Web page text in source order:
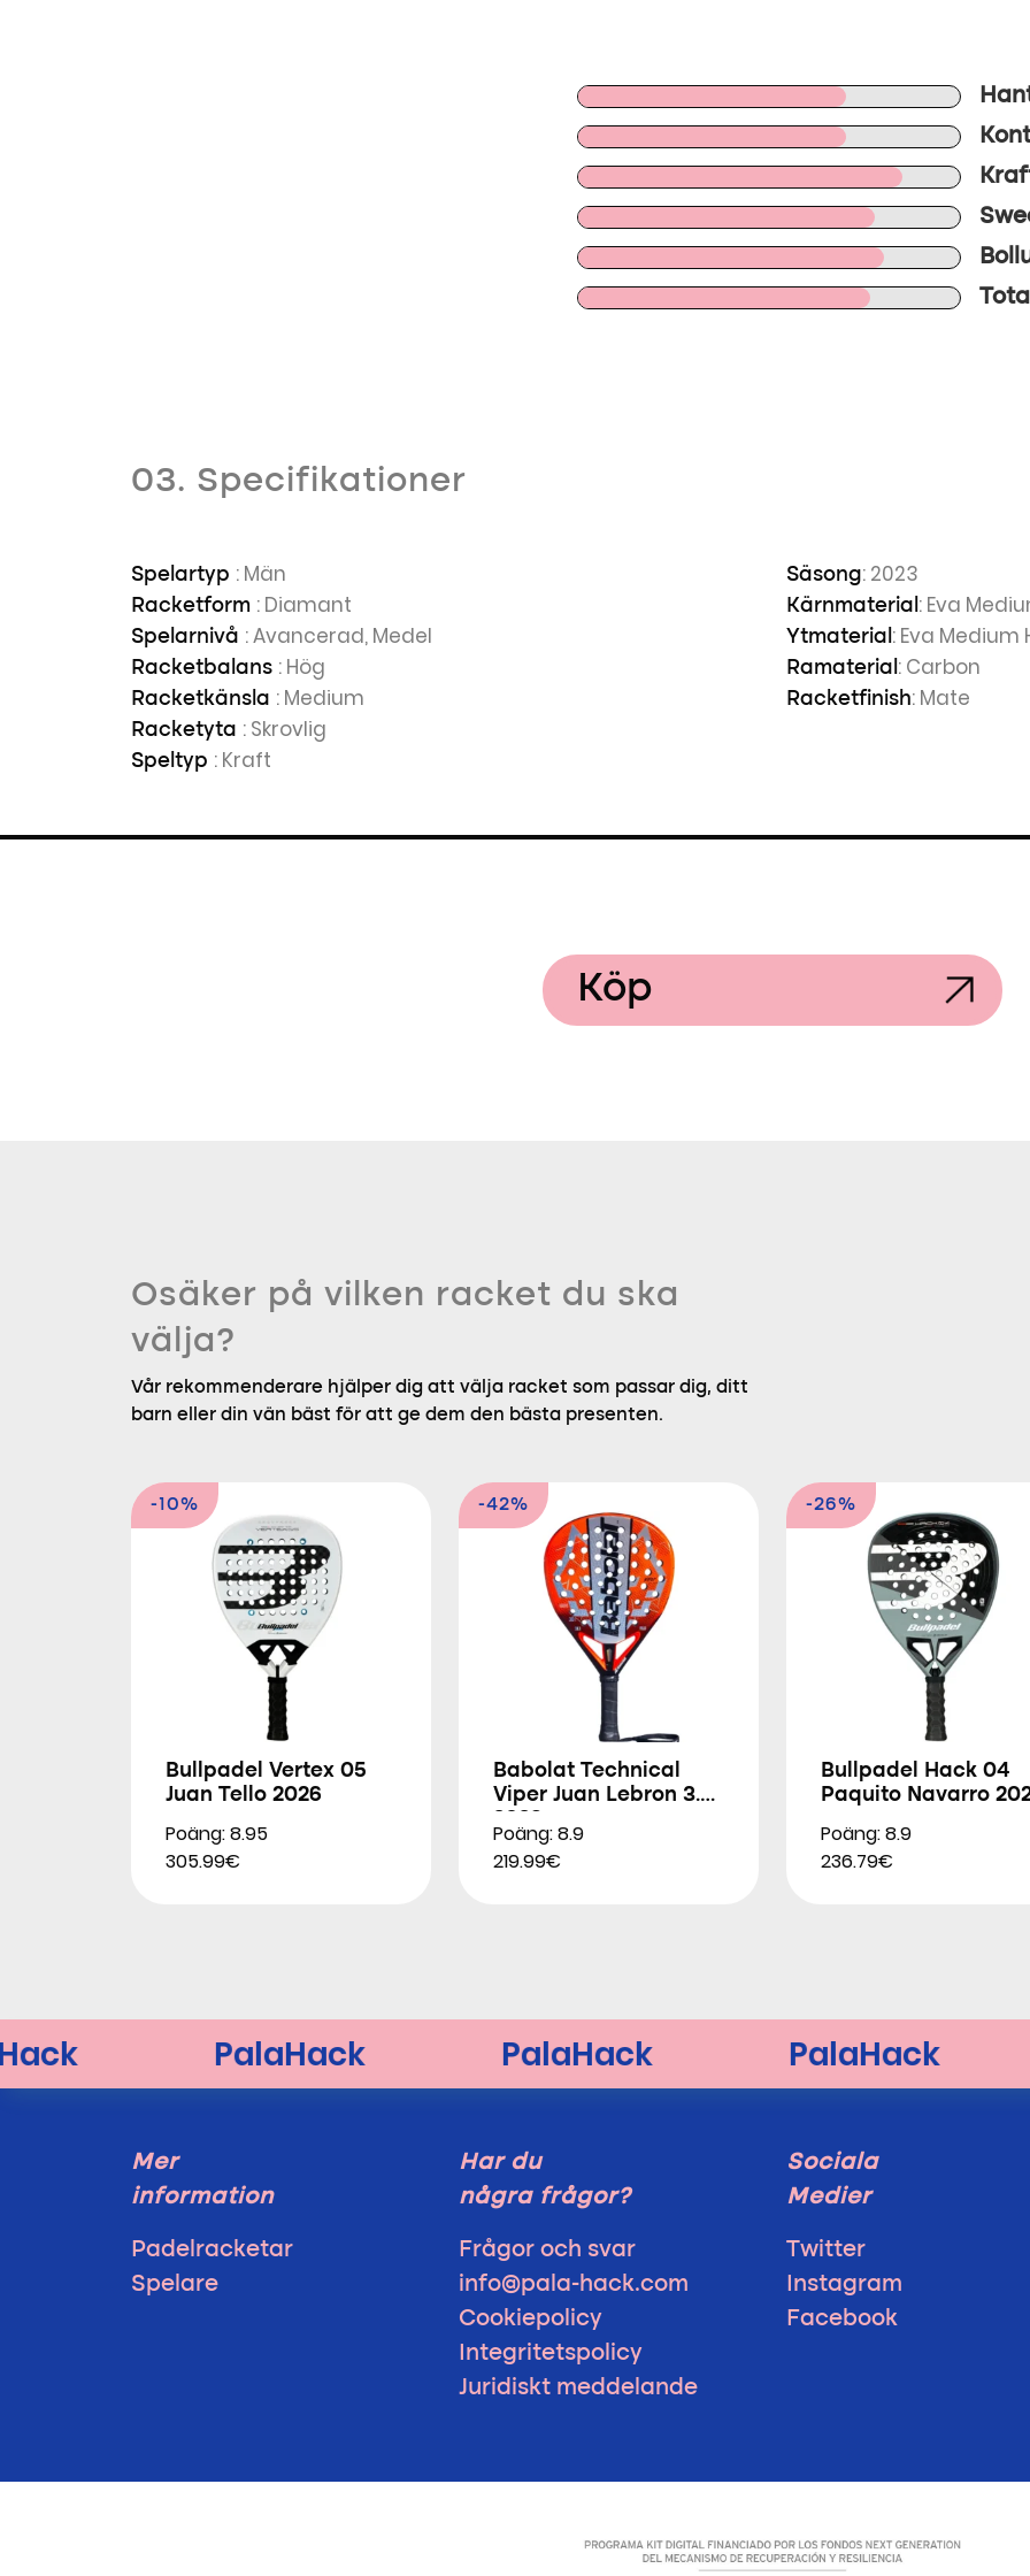
03. Specifikationer
Spelartyp : Män
Racketform : Diamant
Spelarnivå : Avancerad, Medel
Racketbalans : Hög
Racketkänsla : Medium
Racketyta : Skrovlig
Speltyp : Kraft
Säsong: 2023
Kärnmaterial : Eva
Ytmaterial : Eva Medium
Ramaterial : Carbon
Racketfinish: Mate
Köp
Osäker på vilken racket du ska
välja?
Vår rekommenderare hjälper dig att välja racket som passar dig, ditt
barn eller din vän bäst för att ge dem den bästa presenten.
-10%
Bullpadel Vertex 05
Juan Tello 2026
Poäng: 8.95
305.99€
-42%
Babolat Technical
Viper Juan Lebron 3.0
Poäng: 8.9
219.99€
-26%
Bullpadel Hack 04
Paquito Navarro
Poäng: 8.9
236.79€
Mer
information
Padelracketar
Spelare
Har du
några frågor?
Frågor och svar
info@pala-hack.com
Cookiepolicy
Integritetspolicy
Juridiskt meddelande
Sociala
Medier
Twitter
Instagram
Facebook